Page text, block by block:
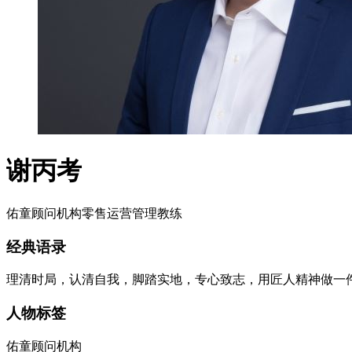
谢丙考
佑童顾问机构零售运营管理教练
经典语录
理清时局，认清自我，脚踏实地，专心致志，用匠人精神做一
人物标签
佑童顾问机构